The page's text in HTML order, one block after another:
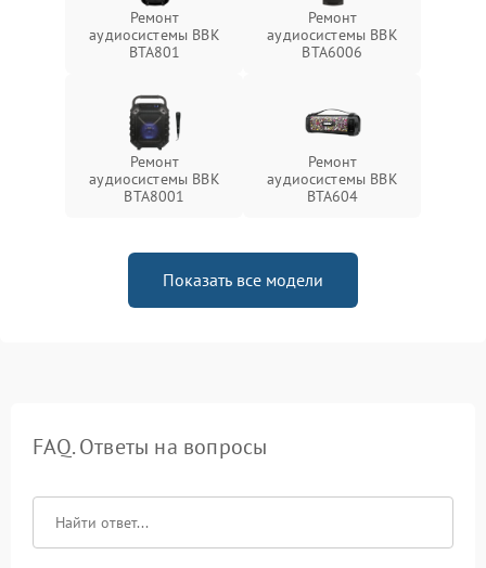
Ремонт
аудиосистемы BBK
BTA801
Ремонт
аудиосистемы BBK
BTA6006
Ремонт
аудиосистемы BBK
BTA8001
Ремонт
аудиосистемы BBK
BTA604
Показать все модели
FAQ. Ответы на вопросы